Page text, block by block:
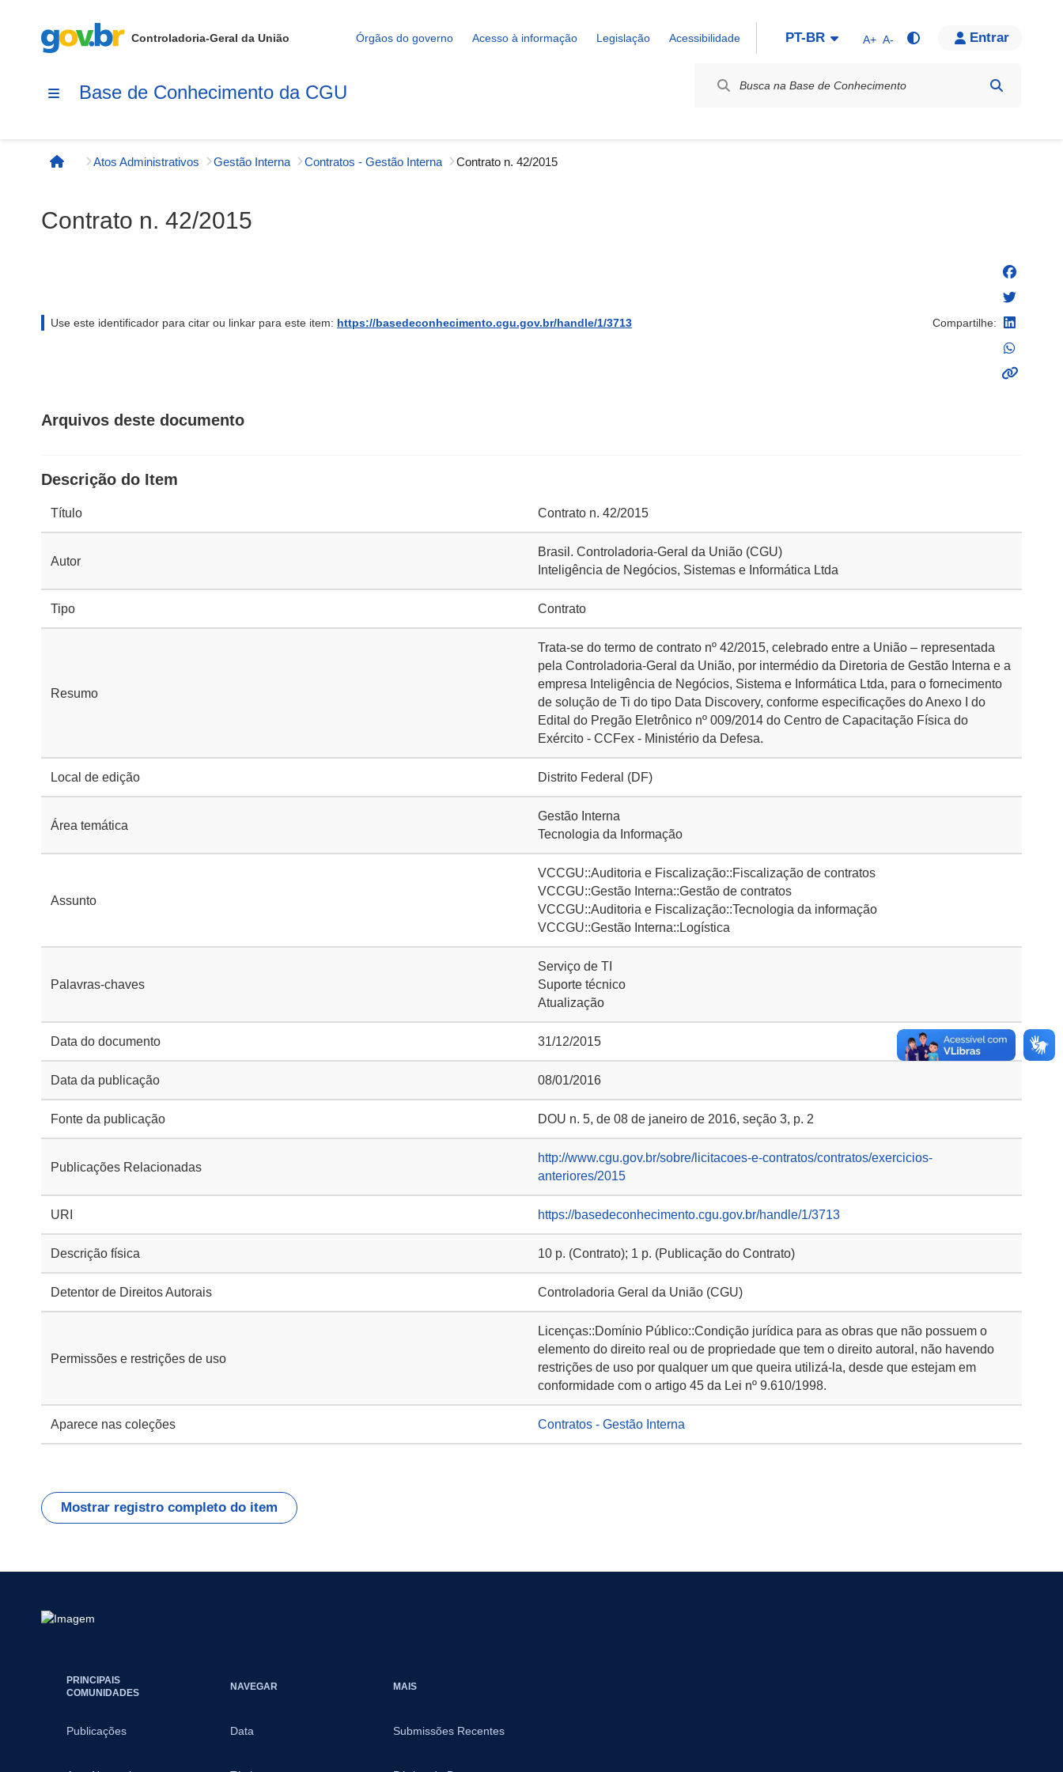
Controladoria-Geral da União Órgãos do governo Acesso à informação Legislação Acessibilidade PT-BR A+ A- Entrar
Base de Conhecimento da CGU
Página inicial
Atos Administrativos Gestão Interna Contratos - Gestão Interna Contrato n. 42/2015
Contrato n. 42/2015
Use este identificador para citar ou linkar para este item: https://basedeconhecimento.cgu.gov.br/handle/1/3713 Compartilhe:
Arquivos deste documento
Descrição do Item
Título Contrato n. 42/2015
Autor
Brasil. Controladoria-Geral da União (CGU)
Inteligência de Negócios, Sistemas e Informática Ltda
Tipo Contrato
Resumo
Trata-se do termo de contrato nº 42/2015, celebrado entre a União – representada
pela Controladoria-Geral da União, por intermédio da Diretoria de Gestão Interna e a
empresa Inteligência de Negócios, Sistema e Informática Ltda, para o fornecimento
de solução de Ti do tipo Data Discovery, conforme especificações do Anexo I do
Edital do Pregão Eletrônico nº 009/2014 do Centro de Capacitação Física do
Exército - CCFex - Ministério da Defesa.
Local de edição Distrito Federal (DF)
Área temática
Gestão Interna
Tecnologia da Informação
Assunto
VCCGU::Auditoria e Fiscalização::Fiscalização de contratos
VCCGU::Gestão Interna::Gestão de contratos
VCCGU::Auditoria e Fiscalização::Tecnologia da informação
VCCGU::Gestão Interna::Logística
Palavras-chaves
Serviço de TI
Suporte técnico
Atualização
Data do documento 31/12/2015
Data da publicação 08/01/2016
Fonte da publicação DOU n. 5, de 08 de janeiro de 2016, seção 3, p. 2
Publicações Relacionadas
http://www.cgu.gov.br/sobre/licitacoes-e-contratos/contratos/exercicios-
anteriores/2015
URI https://basedeconhecimento.cgu.gov.br/handle/1/3713
Descrição física 10 p. (Contrato); 1 p. (Publicação do Contrato)
Detentor de Direitos Autorais Controladoria Geral da União (CGU)
Permissões e restrições de uso
Licenças::Domínio Público::Condição jurídica para as obras que não possuem o
elemento do direito real ou de propriedade que tem o direito autoral, não havendo
restrições de uso por qualquer um que queira utilizá-la, desde que estejam em
conformidade com o artigo 45 da Lei nº 9.610/1998.
Aparece nas coleções Contratos - Gestão Interna
Mostrar registro completo do item
PRINCIPAIS
COMUNIDADES
Publicações
NAVEGAR
Data
MAIS
Submissões Recentes